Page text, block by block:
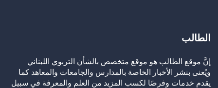
الطالب
إنَّ موقع الطالب هو موقع متخصص بالشأن التربوي اللبناني
ويُعنى بنشر الأخبار الخاصة بالمدارس والجامعات والمعاهد كما
يقدم خدمات وفرصًا لكسب المزيد من العلم والمعرفة في سبيل